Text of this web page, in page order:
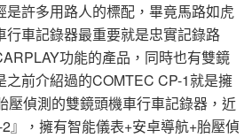
是許多用路人的標配，畢竟馬路如虎
行車記錄器最重要就是忠實記錄路
功能的產品，同時也有雙鏡
前介紹過的COMTEC CP-1就是擁
壓偵測的雙鏡頭機車行車記錄器，近
』，擁有智能儀表+安卓導航+胎壓偵